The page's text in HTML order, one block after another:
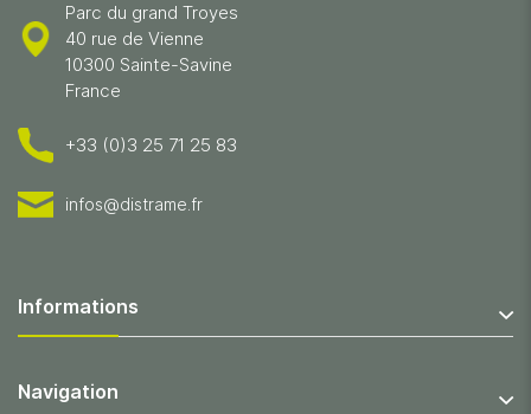
Parc du grand Troyes
40 rue de Vienne
10300 Sainte-Savine
France
+33 (0)3 25 71 25 83
infos@distrame.fr
Informations
Navigation